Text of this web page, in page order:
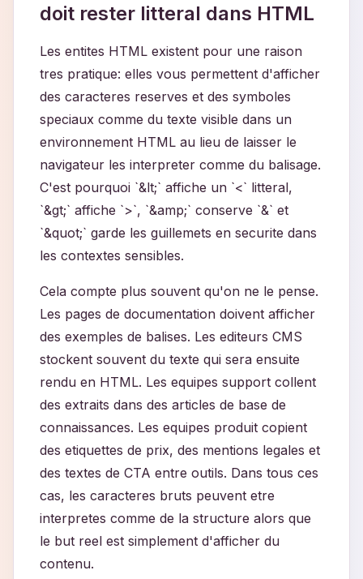
doit rester litteral dans HTML
Les entites HTML existent pour une raison
tres pratique: elles vous permettent d'afficher
des caracteres reserves et des symboles
speciaux comme du texte visible dans un
environnement HTML au lieu de laisser le
navigateur les interpreter comme du balisage.
C'est pourquoi `&lt;` affiche un `<` litteral,
`&gt;` affiche `>`, `&amp;` conserve `&` et
`&quot;` garde les guillemets en securite dans
les contextes sensibles.
Cela compte plus souvent qu'on ne le pense.
Les pages de documentation doivent afficher
des exemples de balises. Les editeurs CMS
stockent souvent du texte qui sera ensuite
rendu en HTML. Les equipes support collent
des extraits dans des articles de base de
connaissances. Les equipes produit copient
des etiquettes de prix, des mentions legales et
des textes de CTA entre outils. Dans tous ces
cas, les caracteres bruts peuvent etre
interpretes comme de la structure alors que
le but reel est simplement d'afficher du
contenu.